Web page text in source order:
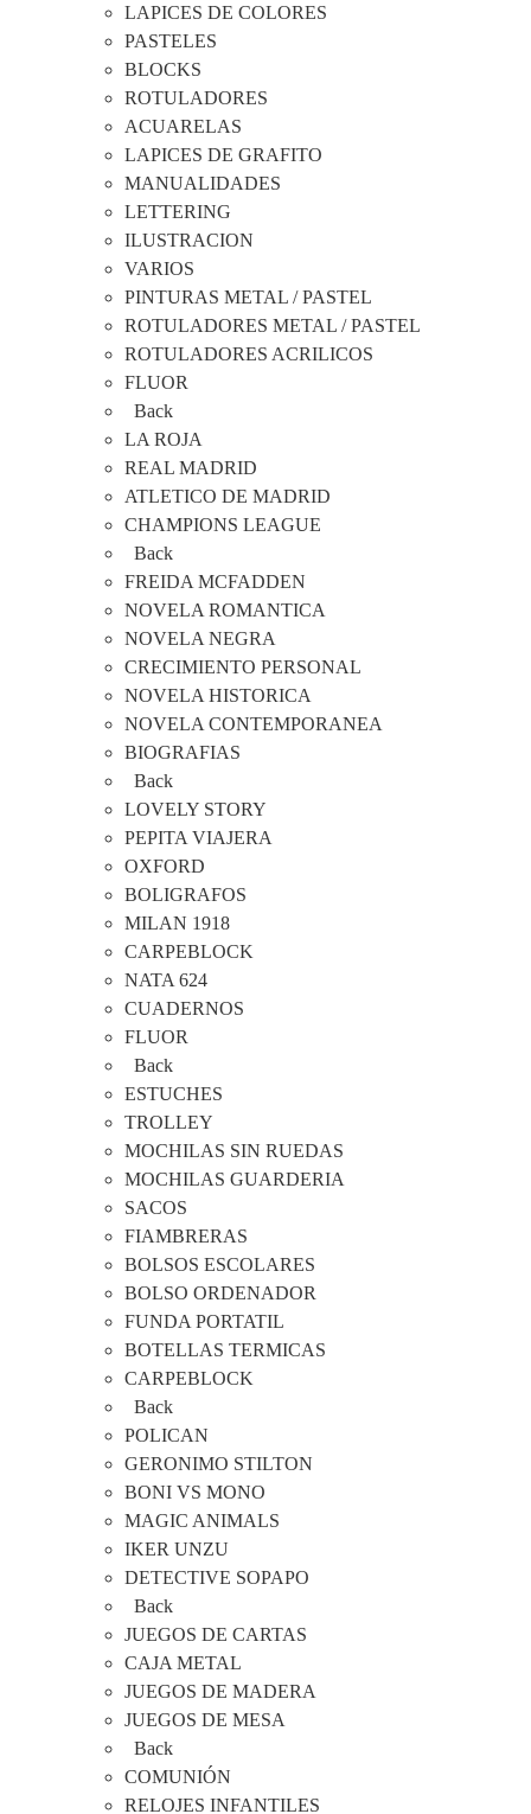
LAPICES DE COLORES
PASTELES
BLOCKS
ROTULADORES
ACUARELAS
LAPICES DE GRAFITO
MANUALIDADES
LETTERING
ILUSTRACION
VARIOS
PINTURAS METAL / PASTEL
ROTULADORES METAL / PASTEL
ROTULADORES ACRILICOS
FLUOR
Back
LA ROJA
REAL MADRID
ATLETICO DE MADRID
CHAMPIONS LEAGUE
Back
FREIDA MCFADDEN
NOVELA ROMANTICA
NOVELA NEGRA
CRECIMIENTO PERSONAL
NOVELA HISTORICA
NOVELA CONTEMPORANEA
BIOGRAFIAS
Back
LOVELY STORY
PEPITA VIAJERA
OXFORD
BOLIGRAFOS
MILAN 1918
CARPEBLOCK
NATA 624
CUADERNOS
FLUOR
Back
ESTUCHES
TROLLEY
MOCHILAS SIN RUEDAS
MOCHILAS GUARDERIA
SACOS
FIAMBRERAS
BOLSOS ESCOLARES
BOLSO ORDENADOR
FUNDA PORTATIL
BOTELLAS TERMICAS
CARPEBLOCK
Back
POLICAN
GERONIMO STILTON
BONI VS MONO
MAGIC ANIMALS
IKER UNZU
DETECTIVE SOPAPO
Back
JUEGOS DE CARTAS
CAJA METAL
JUEGOS DE MADERA
JUEGOS DE MESA
Back
COMUNIÓN
RELOJES INFANTILES